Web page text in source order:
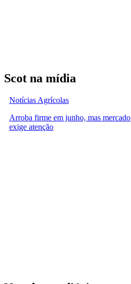
Scot na mídia
Notícias Agrícolas
Arroba firme em junho, mas mercado
exige atenção